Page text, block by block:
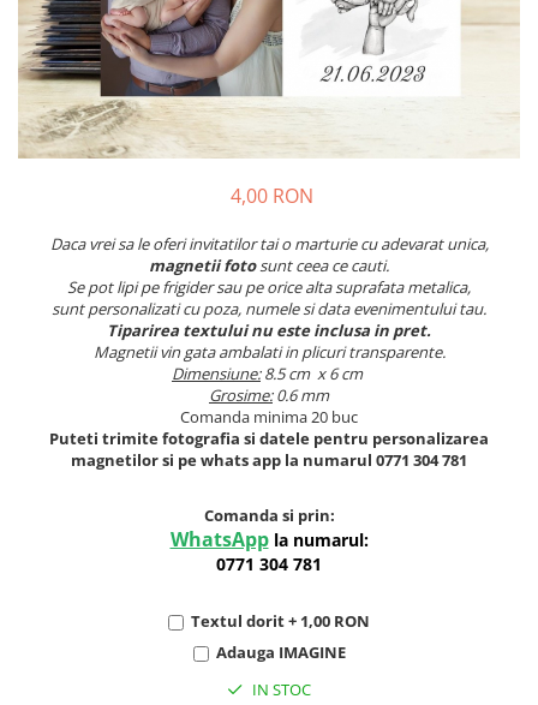
Meniuri & nr de BOTEZ
Plicuri si cartoane pentru INVITATII
TAVA pentru MOT
Cruciulite de BOTEZ
Baloane & decoratiuni BOTEZ
Trusouri & Lumanari Botez
Pahare Miri & Nasi
Cocarde nunta
Inmormatare/pomana
Meniuri pentru NUNTA
4,00 RON
Daca vrei sa le oferi invitatilor tai o marturie cu adevarat unica,
magnetii fotosunt ceea ce cauti.
Se pot lipi pe frigider sau pe orice alta suprafata metalica,
sunt personalizati cu poza, numele si data evenimentului tau.
Tiparirea textului nu este inclusa in pret.
Magnetii vin gata ambalati in plicuri transparente.
Dimensiune:8.5 cm x 6 cm
Grosime:0.6 mm
Comanda minima 20 buc
Puteti trimite fotografia si datele pentru personalizarea
magnetilor si pe whats app la numarul 0771 304 781
Comanda si prin:
WhatsApp la numarul:
0771 304 781
Textul dorit + 1,00 RON
Adauga IMAGINE
IN STOC